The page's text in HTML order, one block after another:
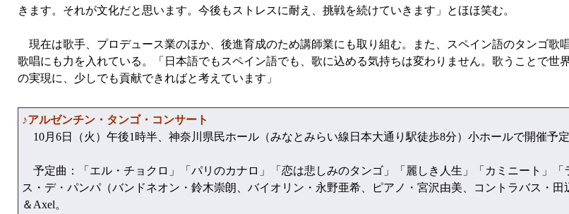
きます。それが文化だと思います。今後もストレスに耐え、挑戦を続けていきます」とほほ笑む。
現在は歌手、プロデュース業のほか、後進育成のため講師業にも取り組む。また、スペイン語のタンゴ歌
歌唱にも力を入れている。「日本語でもスペイン語でも、歌に込める気持ちは変わりません。歌うことで世
の実現に、少しでも貢献できればと考えています」
♪アルゼンチン・タンゴ・コンサート
10月6日（火）午後1時半、神奈川県民ホール（みなとみらい線日本大通り駅徒歩8分）小ホールで開催予定
予定曲：「エル・チョクロ」「パリのカナロ」「恋は悲しみのタンゴ」「麗しき人生」「カミニート」「
ス・デ・パンパ（バンドネオン・鈴木崇朗、バイオリン・永野亜希、ピアノ・宮沢由美、コントラバス・田
＆Axel。